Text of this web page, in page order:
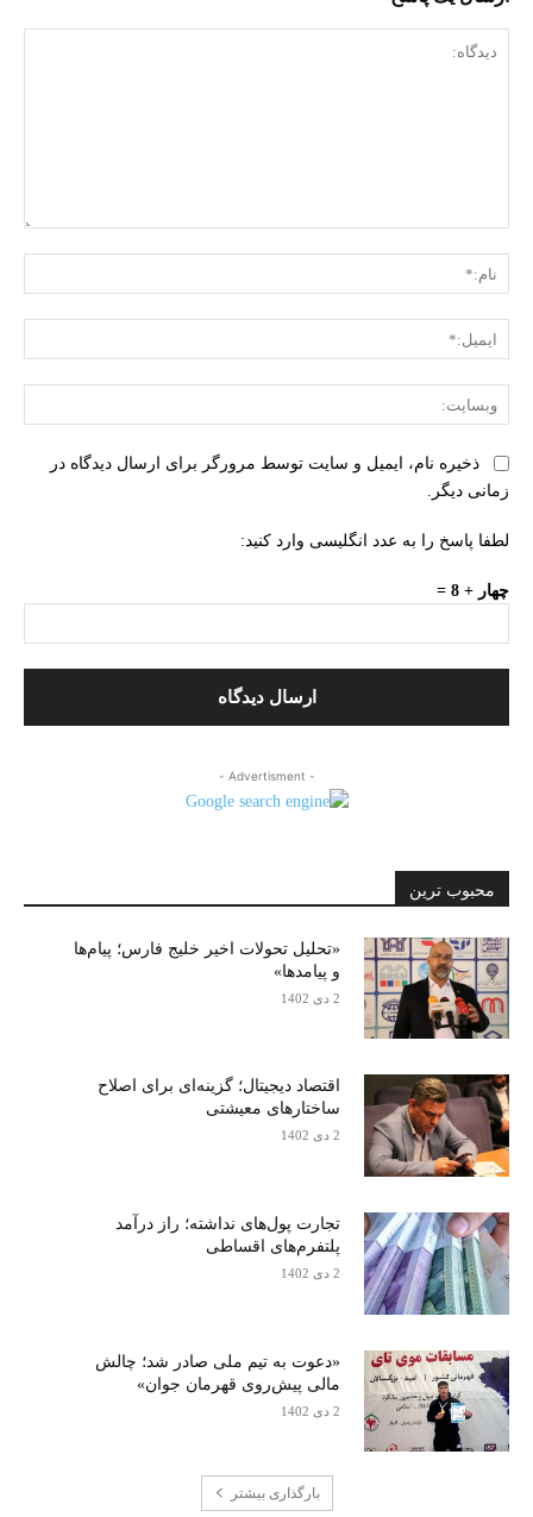
ذخیره نام، ایمیل و سایت توسط مرورگر برای ارسال دیدگاه در
زمانی دیگر.
لطفا پاسخ را به عدد انگلیسی وارد کنید:
چهار + 8 =
- Advertisment -
محبوب ترین
«تحلیل تحولات اخیر خلیج فارس؛ پیام‌ها
و پیامدها»
2 دی 1402
اقتصاد دیجیتال؛ گزینه‌ای برای اصلاح
ساختارهای معیشتی
2 دی 1402
تجارت پول‌های نداشته؛ راز درآمد
پلتفرم‌های اقساطی
2 دی 1402
«دعوت به تیم ملی صادر شد؛ چالش
مالی پیش‌روی قهرمان جوان»
2 دی 1402
بارگذاری بیشتر